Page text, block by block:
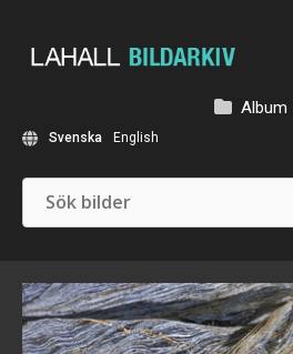
Album
Svenska English